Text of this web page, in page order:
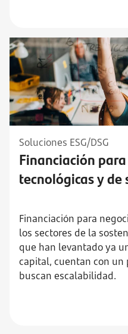
Soluciones ESG/DSG
Financiación
tecnológicas y
Financiación para
los sectores de la
que han levantado ya
capital, cuentan con un
buscan escalabilidad.